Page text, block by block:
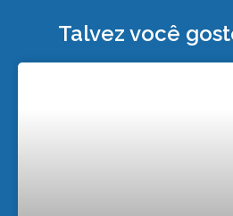
Talvez você